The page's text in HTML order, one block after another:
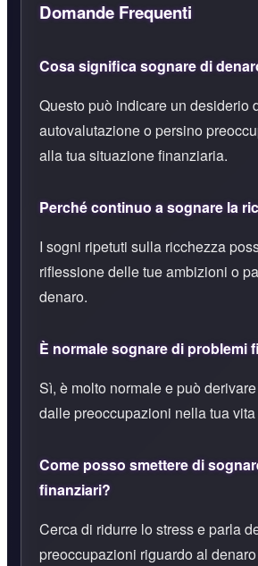
Domande Frequenti
Cosa significa sognare di
Questo può indicare un desiderio
autovalutazione o persino
alla tua situazione finanziaria.
Perché continuo a sognare la
I sogni ripetuti sulla ricchezza
riflessione delle tue ambizioni o
denaro.
È normale sognare di problemi
Sì, è molto normale e può
dalle preoccupazioni nella tua
Come posso smettere di
finanziari?
Cerca di ridurre lo stress e parla
preoccupazioni riguardo al